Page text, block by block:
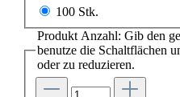
100 Stk.
Produkt Anzahl: Gib den
benutze die Schaltflächen
oder zu reduzieren.